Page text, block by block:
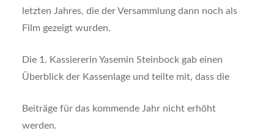
letzten Jahres, die der Versammlung dann noch als
Film gezeigt wurden.
Die 1. Kassiererin Yasemin Steinbock gab einen
Überblick der Kassenlage und teilte mit, dass die
Beiträge für das kommende Jahr nicht erhöht
werden.